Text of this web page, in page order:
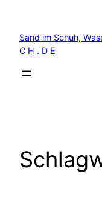
springen
Sand im Schuh,
C H . D E